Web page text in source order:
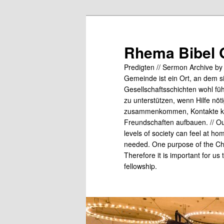
Rhema Bibel
Predigten // Sermon Archive
Gemeinde ist ein Ort, an dem
Gesellschaftsschichten wohl
zu unterstützen, wenn Hilfe
zusammenkommen, Kontakte
Freundschaften aufbauen. //
levels of society can feel at
needed. One purpose of the
Therefore it is important for us
fellowship.